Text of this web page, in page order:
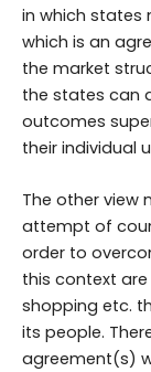
in which states
which is an
the market
the states can
outcomes
their individual
The other view
attempt of
order to
this context
shopping etc.
its people.
agreement(s)